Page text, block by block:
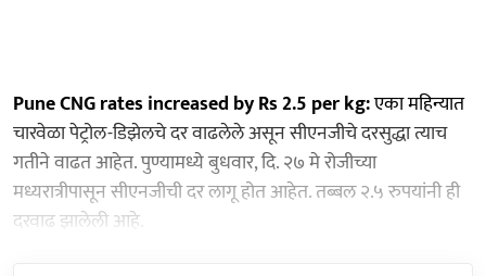
Pune CNG rates increased by Rs 2.5 per kg:एका महिन्यात
चारवेळा पेट्रोल-डिझेलचे दर वाढलेले असून सीएनजीचे दरसुद्धा त्याच
गतीने वाढत आहेत. पुण्यामध्ये बुधवार, दि. २७ मे रोजीच्या
मध्यरात्रीपासून सीएनजीची दर लागू होत आहेत. तब्बल २.५ रुपयांनी ही
दरवाढ झालेली आहे.